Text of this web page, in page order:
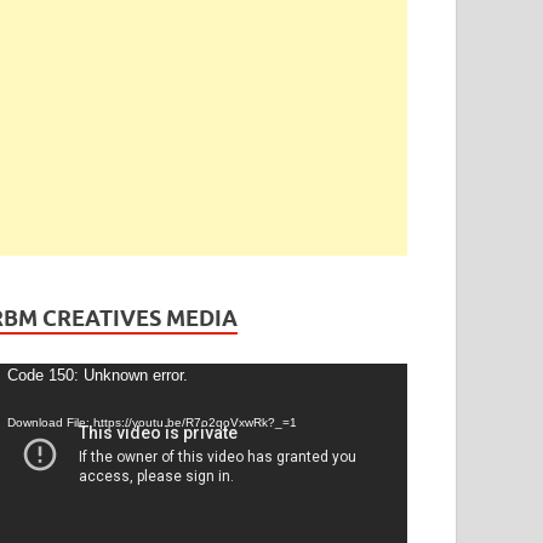
CREATIVES MEDIA
Code 150: Unknown error.
Download File: https://youtu.be/R7o2qoVxwRk?_=1